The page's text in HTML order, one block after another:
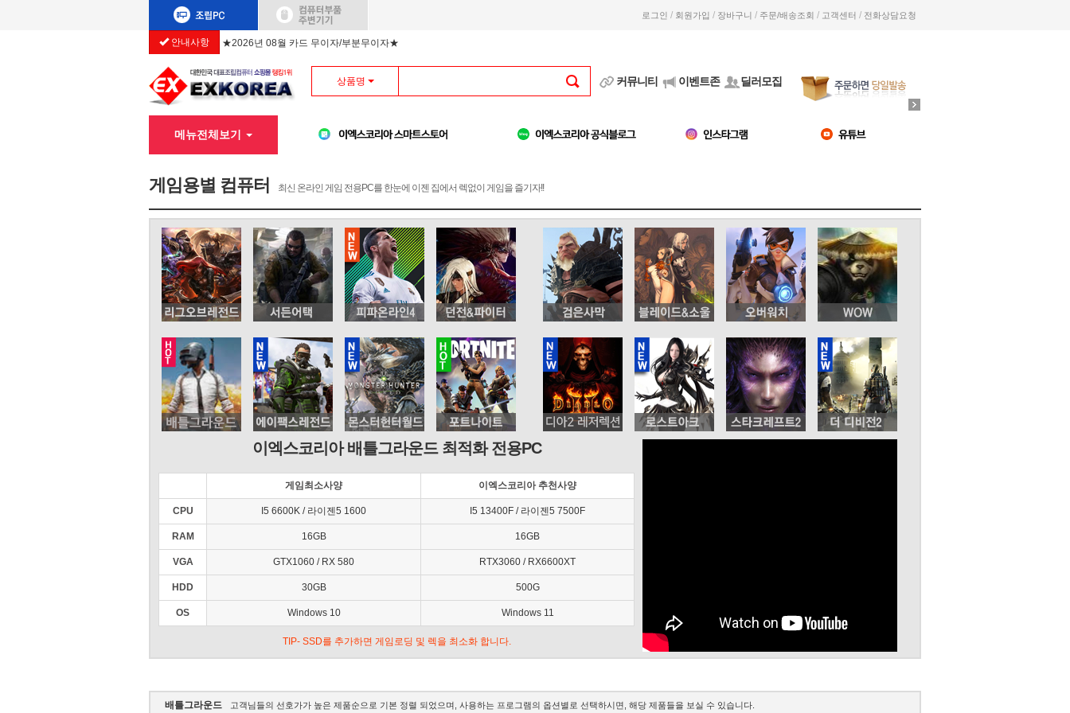
로그인 / 회원가입 / 장바구니 / 주문/배송조회 / 고객센터 / 전화상담요청
안내사항 ★2026년 08월 카드 무이자/부분무이자★
상품명 커뮤니티 이벤트존 딜러모집
메뉴전체보기
게임용별 컴퓨터 최신 온라인 게임 전용PC를 한눈에 이젠 집에서 렉없이 게임을 즐기자!!
이엑스코리아 배틀그라운드 최적화 전용PC
게임최소사양 이엑스코리아 추천사양
CPU I5 6600K / 라이젠5 1600 I5 13400F / 라이젠5 7500F
RAM 16GB 16GB
VGA GTX1060 / RX 580 RTX3060 / RX6600XT
HDD 30GB 500G
OS Windows 10 Windows 11
TIP- SSD를 추가하면 게임로딩 및 렉을 최소화 합니다.
배틀그라운드 고객님들의 선호가가 높은 제품순으로 기본 정렬 되었으며, 사용하는 프로그램의 옵션별로 선택하시면, 해당 제품들을 보실 수 있습니다.